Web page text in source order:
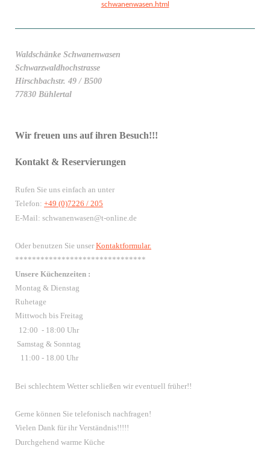
schwanenwasen.html
Waldschänke Schwanenwasen
Schwarzwaldhochstrasse
Hirschbachstr. 49 / B500
77830 Bühlertal
Wir freuen uns auf ihren Besuch!!!
Kontakt & Reservierungen
Rufen Sie uns einfach an unter
Telefon: +49 (0)7226 / 205
E-Mail: schwanenwasen@t-online.de
Oder benutzen Sie unser Kontaktformular.
*******************************
Unsere Küchenzeiten :
Montag & Dienstag
Ruhetage
Mittwoch bis Freitag
12:00 - 18:00 Uhr
Samstag & Sonntag
11:00 - 18.00 Uhr
Bei schlechtem Wetter schließen wir eventuell früher!!
Gerne können Sie telefonisch nachfragen!
Vielen Dank für ihr Verständnis!!!!!
Durchgehend warme Küche